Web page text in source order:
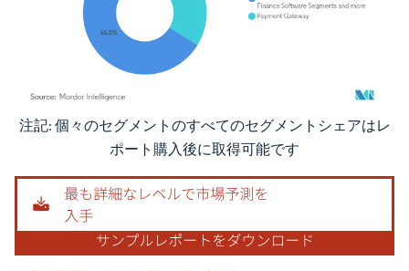
画像 © Mordor Intelligence。再利用にはCC BY 4.0の表示が必要です。
注記: 個々のセグメントのすべてのセグメントシェアはレ
ポート購入後に取得可能です